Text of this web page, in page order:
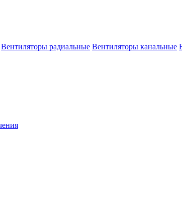
Вентиляторы радиальные Вентиляторы канальные